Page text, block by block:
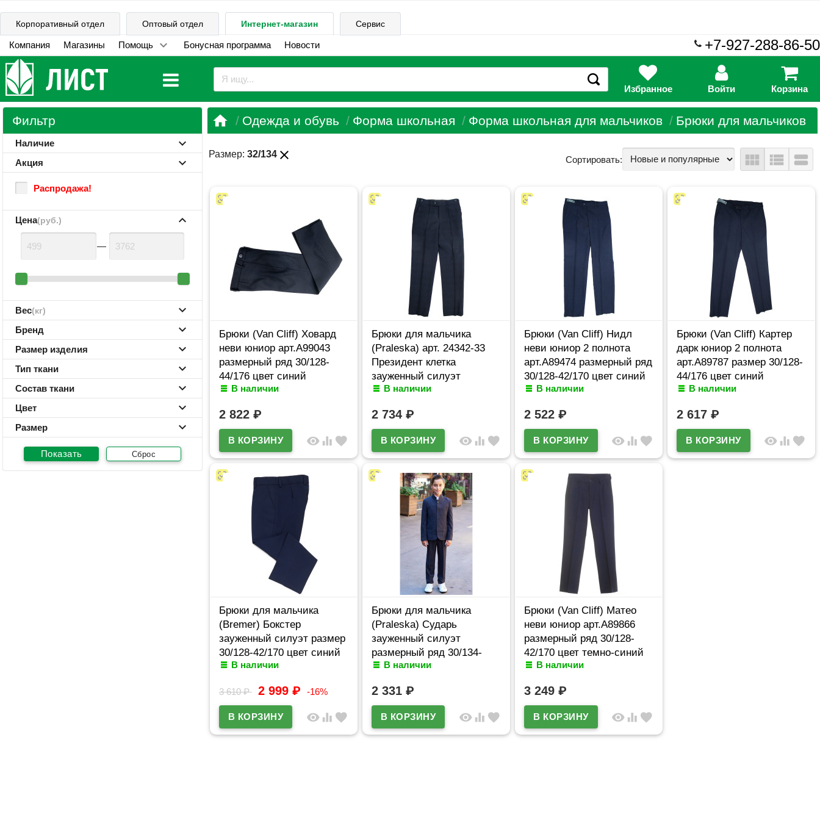
Корпоративный отдел Оптовый отдел Интернет-магазин Сервис
Компания Магазины Помощь Бонусная программа Новости +7-927-288-86-50
Избранное Войти Корзина
Фильтр
Наличие
Акция
Распродажа!
Цена(руб.)
—
Вес(кг)
Бренд
Размер изделия
Тип ткани
Состав ткани
Цвет
Размер
Сброс
 Одежда и обувь Форма школьная Форма школьная для мальчиков Брюки для мальчиков
Размер:32/134 close Сортировать: view_module view_list view_stream
Брюки (Van Cliff) Ховард
неви юниор арт.А99043
размерный ряд 30/128-
44/176 цвет синий
В наличии
2 822 ₽
visibility equalizer favorite
Брюки для мальчика
(Praleska) арт. 24342-33
Президент клетка
зауженный силуэт
размерный ряд 30/122-
В наличии
2 734 ₽
visibility equalizer favorite
Брюки (Van Cliff) Нидл
неви юниор 2 полнота
арт.А89474 размерный ряд
30/128-42/170 цвет синий
В наличии
2 522 ₽
visibility equalizer favorite
Брюки (Van Cliff) Картер
дарк юниор 2 полнота
арт.A89787 размер 30/128-
44/176 цвет синий
В наличии
2 617₽
visibility equalizer favorite
Брюки для мальчика
(Bremer) Бокстер
зауженный силуэт размер
30/128-42/170 цвет синий
В наличии
3 610₽ 2 999 ₽ -16%
visibility equalizer favorite
Брюки для мальчика
(Praleska) Сударь
зауженный силуэт
размерный ряд 30/134-
42/170 цвет синий
В наличии
2 331 ₽
visibility equalizer favorite
Брюки (Van Cliff) Матео
неви юниор арт.А89866
размерный ряд 30/128-
42/170 цвет темно-синий
В наличии
3 249 ₽
visibility equalizer favorite